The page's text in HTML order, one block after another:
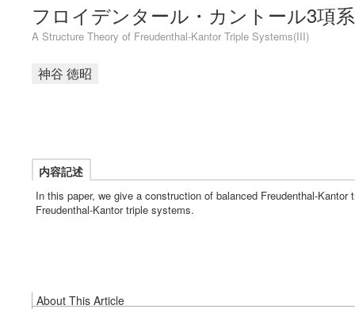
フロイデンタール・カントール3項
A Structure Theory of Freudenthal-Kantor Triple Systems(III)
神谷 徳昭
内容記述
In this paper, we give a construction of balanced Freudenthal-
Freudenthal-Kantor triple systems.
About This Article